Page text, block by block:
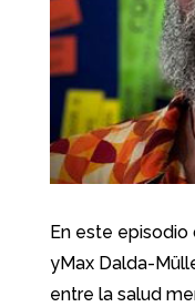
En este episodio
yMax Dalda-
entre la salud